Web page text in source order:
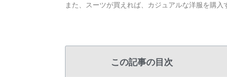
また、スーツが買えれば、カジュアルな洋服を購
この記事の目次